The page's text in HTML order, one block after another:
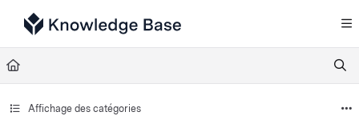
Documentation Index
Fetch the complete documentation index at:
Use this file to discover all available pages before exploring further.
Affichage des catégories